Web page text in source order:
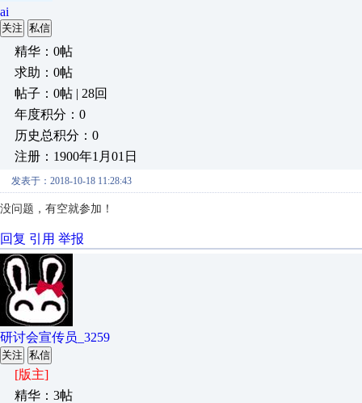
ai
关注 私信
精华：0帖
求助：0帖
帖子：0帖 | 28回
年度积分：0
历史总积分：0
注册：1900年1月01日
发表于：2018-10-18 11:28:43
没问题，有空就参加！
回复 引用 举报
研讨会宣传员_3259
关注 私信
[版主]
精华：3帖